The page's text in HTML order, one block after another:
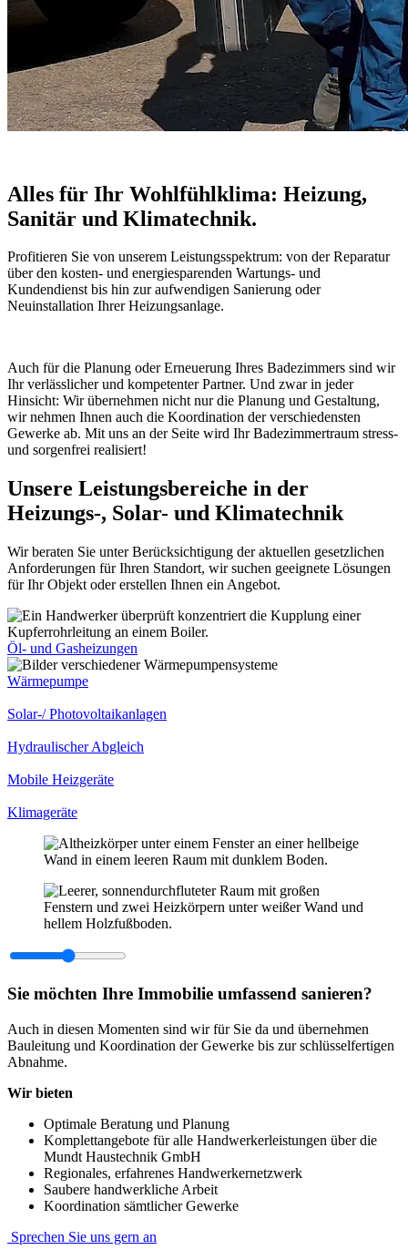
Alles für Ihr Wohlfühlklima: Heizung,
Sanitär und Klimatechnik.
Profitieren Sie von unserem Leistungsspektrum: von der Reparatur
über den kosten- und energiesparenden Wartungs- und
Kundendienst bis hin zur aufwendigen Sanierung oder
Neuinstallation Ihrer Heizungsanlage.
Auch für die Planung oder Erneuerung Ihres Badezimmers sind wir
Ihr verlässlicher und kompetenter Partner. Und zwar in jeder
Hinsicht: Wir übernehmen nicht nur die Planung und Gestaltung,
wir nehmen Ihnen auch die Koordination der verschiedensten
Gewerke ab. Mit uns an der Seite wird Ihr Badezimmertraum stress-
und sorgenfrei realisiert!
Unsere Leistungsbereiche in der
Heizungs-, Solar- und Klimatechnik
Wir beraten Sie unter Berücksichtigung der aktuellen gesetzlichen
Anforderungen für Ihren Standort, wir suchen geeignete Lösungen
für Ihr Objekt oder erstellen Ihnen ein Angebot.
Öl- und Gasheizungen
Wärmepumpe
Solar-/ Photovoltaikanlagen
Hydraulischer Abgleich
Mobile Heizgeräte
Klimageräte
Sie möchten Ihre Immobilie umfassend sanieren?
Auch in diesen Momenten sind wir für Sie da und übernehmen
Bauleitung und Koordination der Gewerke bis zur schlüsselfertigen
Abnahme.
Wir bieten
Optimale Beratung und Planung
Komplettangebote für alle Handwerkerleistungen über die
Mundt Haustechnik GmbH
Regionales, erfahrenes Handwerkernetzwerk
Saubere handwerkliche Arbeit
Koordination sämtlicher Gewerke
Sprechen Sie uns gern an